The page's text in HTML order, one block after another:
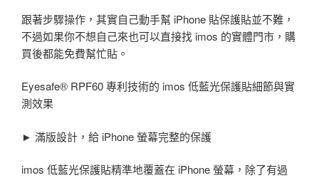
跟著步驟操作，其實自己動手幫 iPhone 貼保護貼並不難，
不過如果你不想自己來也可以直接找 imos 的實體門市，購
買後都能免費幫忙貼。
Eyesafe® RPF60 專利技術的 imos 低藍光保護貼細節與實
測效果
► 滿版設計，給 iPhone 螢幕完整的保護
imos 低藍光保護貼精準地覆蓋在 iPhone 螢幕，除了有過